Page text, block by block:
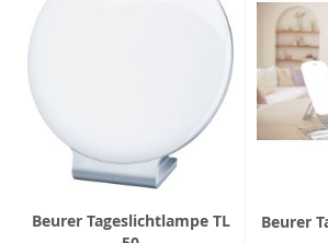
Beurer Tageslichtlampe TL
Beurer